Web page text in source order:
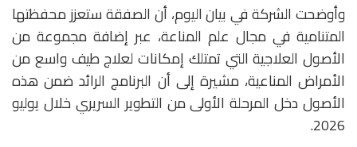
وأوضحت الشركة في بيان اليوم، أن الصفقة ستعزز محفظتها
المتنامية في مجال علم المناعة، عبر إضافة مجموعة من
الأصول العلاجية التي تمتلك إمكانات لعلاج طيف واسع من
الأمراض المناعية، مشيرة إلى أن البرنامج الرائد ضمن هذه
الأصول دخل المرحلة الأولى من التطوير السريري خلال يوليو
2026.